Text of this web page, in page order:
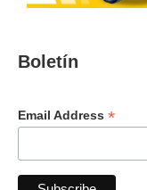
Boletín
Email Address *